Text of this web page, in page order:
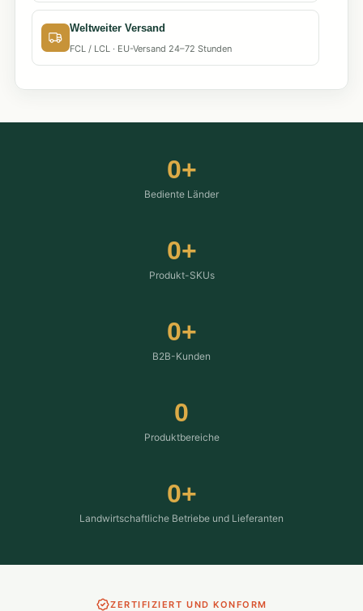
Weltweiter Versand
FCL / LCL · EU-Versand 24–72 Stunden
Bediente Länder
0+
Produkt-SKUs
0+
B2B-Kunden
0+
Produktbereiche
0
Landwirtschaftliche Betriebe und Lieferanten
0+
ZERTIFIZIERT UND KONFORM